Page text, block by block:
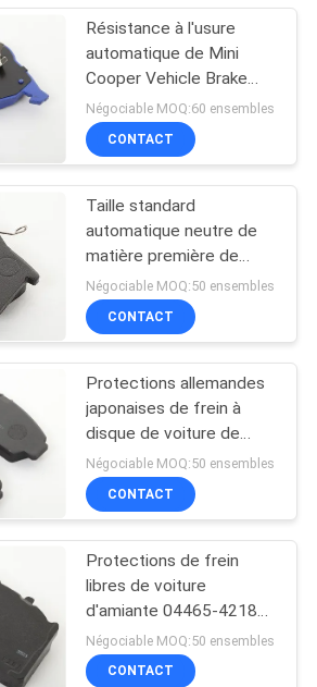
tissé de
de frein
32
de frein
29
anneau de
10
Résistance à l'usure
automatique de Mini
Cooper Vehicle Brake
Pads excellente
Négociable MOQ:60 ensembles
CONTACT
Taille standard
automatique neutre de
matière première de
pièces de rechange de
protections de frein de
voiture
Négociable MOQ:50 ensembles
CONTACT
Protections allemandes
japonaises de frein à
disque de voiture de
performances de
protections de frein
arrière de voiture
Négociable MOQ:50 ensembles
CONTACT
Protections de frein
libres de voiture
d'amiante 04465-42180
séries japonaises de
voiture
Négociable MOQ:50 ensembles
CONTACT